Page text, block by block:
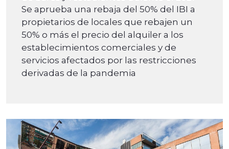
Se aprueba una rebaja del 50% del IBI a
propietarios de locales que rebajen un
50% o más el precio del alquiler a los
establecimientos comerciales y de
servicios afectados por las restricciones
derivadas de la pandemia